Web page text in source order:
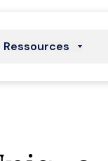
Ressources